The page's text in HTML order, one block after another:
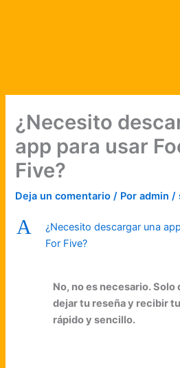
¿Necesito
app para usar
Five?
Deja un comentario / Poradmin/
A
¿Necesito descargar una
For Five?
No, no es necesario. Solo
dejar tu reseña y recibir
rápido y sencillo.